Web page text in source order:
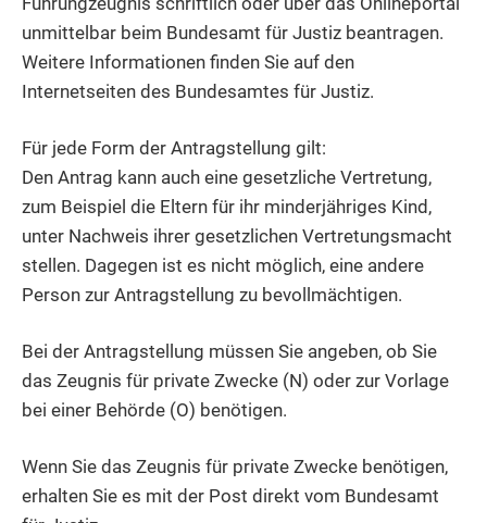
unmittelbar beim Bundesamt für Justiz beantragen.
Weitere Informationen finden Sie auf den
Internetseiten des Bundesamtes für Justiz.
Für jede Form der Antragstellung gilt:
Den Antrag kann auch eine gesetzliche Vertretung,
zum Beispiel die Eltern für ihr minderjähriges Kind,
unter Nachweis ihrer gesetzlichen Vertretungsmacht
stellen. Dagegen ist es nicht möglich, eine andere
Person zur Antragstellung zu bevollmächtigen.
Bei der Antragstellung müssen Sie angeben, ob Sie
das Zeugnis für private Zwecke (N) oder zur Vorlage
bei einer Behörde (O) benötigen.
Wenn Sie das Zeugnis für private Zwecke benötigen,
erhalten Sie es mit der Post direkt vom Bundesamt